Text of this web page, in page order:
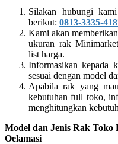
Silakan hubungi
berikut: 0813-3335-
Kami akan
ukuran rak
list harga.
Informasikan kepada
sesuai dengan model
Apabila rak yang
kebutuhan full toko,
menghitungkan
Model dan Jenis Rak Toko
Oelamasi